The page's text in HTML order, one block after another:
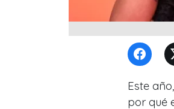
Este
por qué